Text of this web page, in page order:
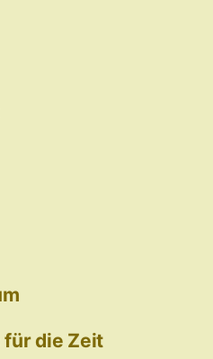
für die Zeit